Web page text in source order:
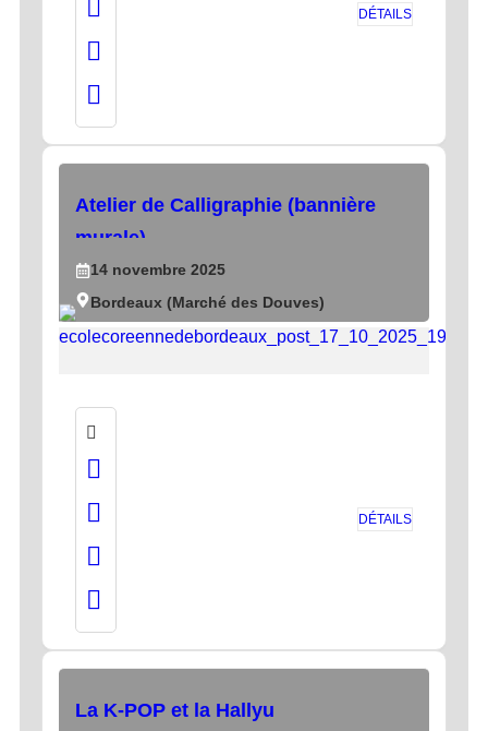
DÉTAILS
Atelier de Calligraphie (bannière
murale)
14 novembre 2025
Bordeaux (Marché des Douves)
DÉTAILS
La K-POP et la Hallyu